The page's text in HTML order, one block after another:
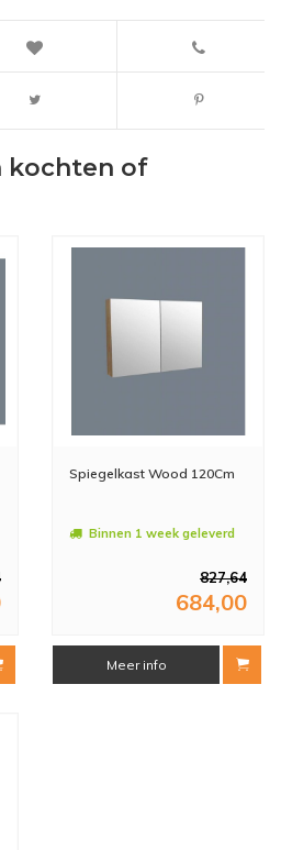
kochten of
Spiegelkast Wood 120Cm
Binnen 1 week geleverd
827,64
684,00
Meer info